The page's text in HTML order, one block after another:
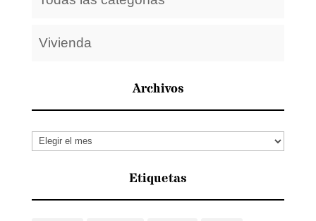
Vivienda
Archivos
Archivos
Etiquetas